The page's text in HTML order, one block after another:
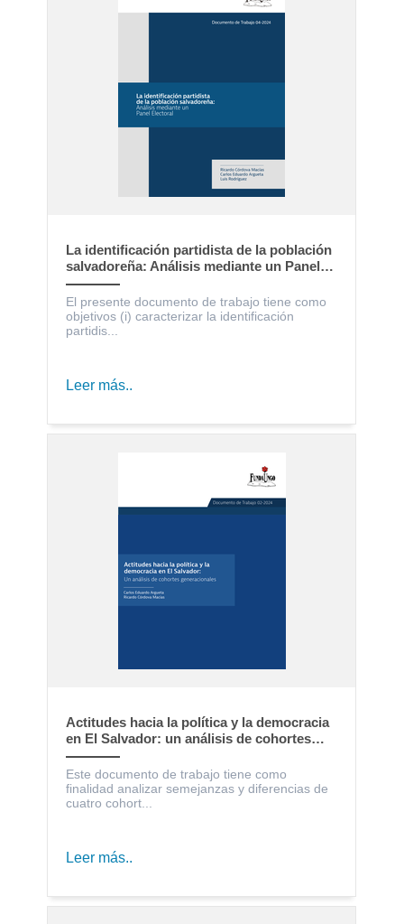
La identificación partidista de la población
salvadoreña: Análisis mediante un Panel
Electoral
El presente documento de trabajo tiene como
objetivos (i) caracterizar la identificación
partidis...
Leer más..
Actitudes hacia la política y la democracia
en El Salvador: un análisis de cohortes
generacionales
Este documento de trabajo tiene como
finalidad analizar semejanzas y diferencias de
cuatro cohort...
Leer más..